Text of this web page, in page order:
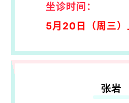
坐诊时间：
5月20日（周三
张岩